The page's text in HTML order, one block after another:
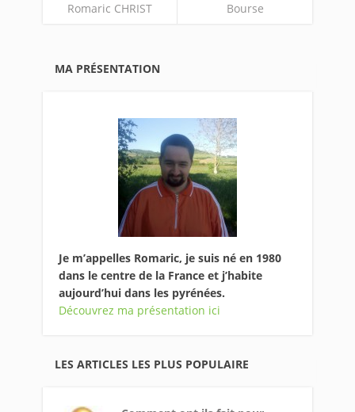
Romaric CHRIST Bourse
MA PRÉSENTATION
Je m’appelles Romaric, je suis né en 1980
dans le centre de la France et j’habite
aujourd’hui dans les pyrénées.
Découvrez ma présentation ici
LES ARTICLES LES PLUS POPULAIRE